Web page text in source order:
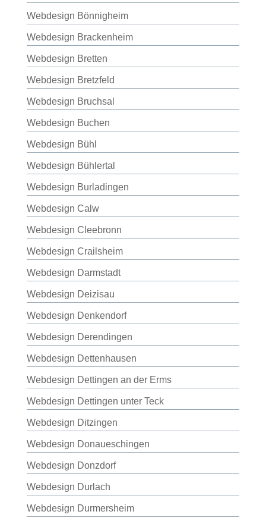
Webdesign Bönnigheim
Webdesign Brackenheim
Webdesign Bretten
Webdesign Bretzfeld
Webdesign Bruchsal
Webdesign Buchen
Webdesign Bühl
Webdesign Bühlertal
Webdesign Burladingen
Webdesign Calw
Webdesign Cleebronn
Webdesign Crailsheim
Webdesign Darmstadt
Webdesign Deizisau
Webdesign Denkendorf
Webdesign Derendingen
Webdesign Dettenhausen
Webdesign Dettingen an der Erms
Webdesign Dettingen unter Teck
Webdesign Ditzingen
Webdesign Donaueschingen
Webdesign Donzdorf
Webdesign Durlach
Webdesign Durmersheim